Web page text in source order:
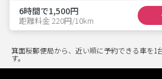
6時間で1,500円
距離料金 220円/10km
箕面桜郵便局から、近い順に予約できる車を1
す。